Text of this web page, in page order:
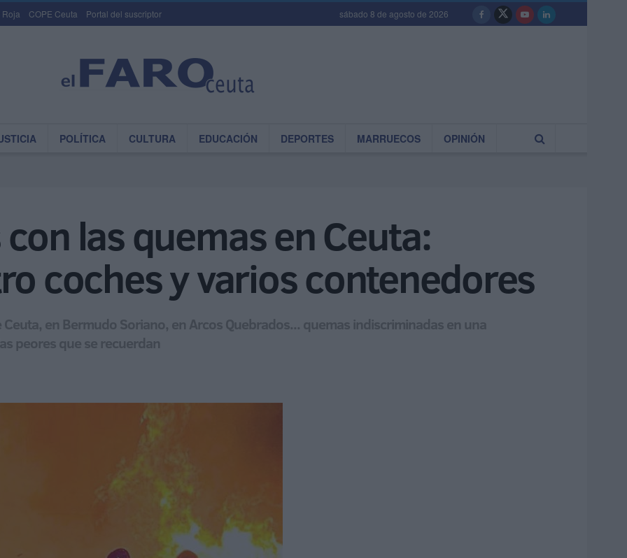
Roja COPE Ceuta Portal del suscriptor sábado 8 de agosto de 2026
POLÍTICA CULTURA EDUCACIÓN DEPORTES MARRUECOS OPINIÓN
las quemas en Ceuta:
coches y varios contenedores
en Bermudo Soriano, en Arcos Quebrados... quemas indiscriminadas en una
peores que se recuerdan